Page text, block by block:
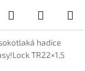
Hledat
KOŠÍK
hadice
TR22×1,5